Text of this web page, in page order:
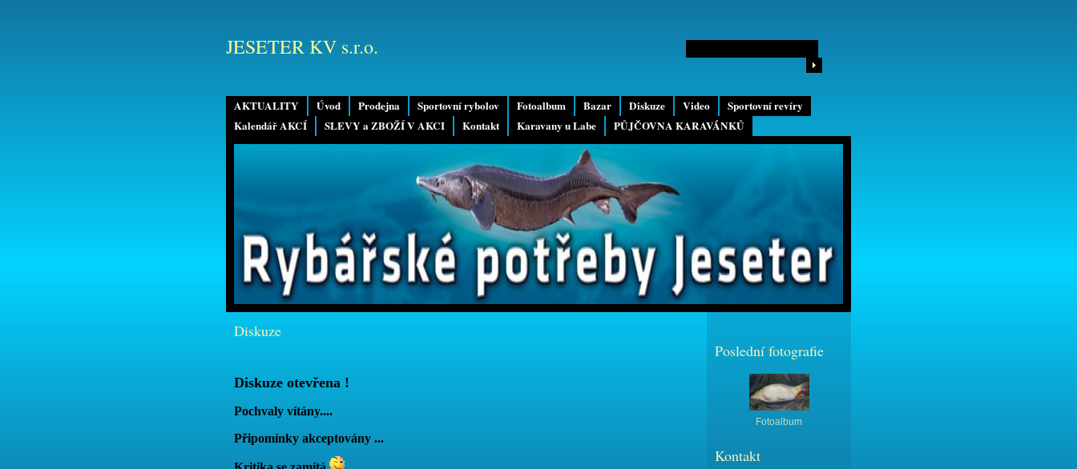
AKTUALITY Úvod Prodejna Sportovní rybolov Fotoalbum Bazar Diskuze Video
Sportovní revíry
Kalendář AKCÍ
SLEVY a ZBOŽÍ V AKCI Kontakt Karavany u Labe PŮJČOVNA KARAVÁNKŮ
JESETER KV s.r.o.
Diskuze
Diskuze otevřena !
Pochvaly vítány....
Připomínky akceptovány ...
Poslední fotografie
Fotoalbum
Kontakt